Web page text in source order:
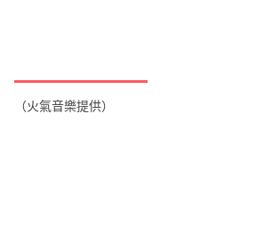
（火氣音樂提供）